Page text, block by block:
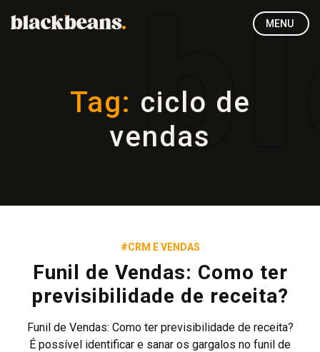
MENU
Tag: ciclo de
vendas
#CRM E VENDAS
Funil de Vendas: Como ter
previsibilidade de receita?
Funil de Vendas: Como ter previsibilidade de receita?
É possível identificar e sanar os gargalos no funil de